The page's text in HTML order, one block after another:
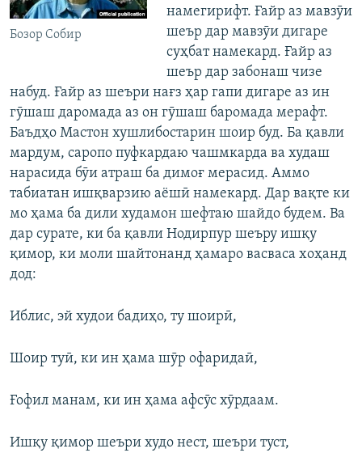
Бозор Собир
намегирифт. Ғайр аз мавзӯи
шеър дар мавзӯи дигаре
суҳбат намекард. Ғайр аз
шеър дар забонаш чизе
набуд. Ғайр аз шеъри нағз ҳар гапи дигаре аз ин
гӯшаш даромада аз он гӯшаш баромада мерафт.
Баъдҳо Мастон хушлибостарин шоир буд. Ба қавли
мардум, саропо пуфкардаю чашмкарда ва худаш
нарасида бӯи атраш ба димоғ мерасид. Аммо
табиатан ишқварзию аёшӣ намекард. Дар вақте ки
мо ҳама ба дили худамон шефтаю шайдо будем. Ва
дар сурате, ки ба қавли Нодирпур шеъру ишқу
қимор, ки моли шайтонанд ҳамаро васваса хоҳанд
дод:
Иблис, эй худои бадиҳо, ту шоирӣ,
Шоир туӣ, ки ин ҳама шӯр офаридаӣ,
Ғофил манам, ки ин ҳама афсӯс хӯрдаам.
Ишқу қимор шеъри худо нест, шеъри туст,